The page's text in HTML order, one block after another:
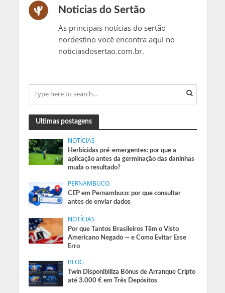
Noticias do Sertão
As principais notícias do sertão
nordestino você encontra aqui no
noticiasdosertao.com.br.
Ultimas postagens
NOTÍCIAS
Herbicidas pré-emergentes: por que a
aplicação antes da germinação das daninhas
muda o resultado?
PERNAMBUCO
CEP em Pernambuco: por que consultar
antes de enviar dados
NOTÍCIAS
Por que Tantos Brasileiros Têm o Visto
Americano Negado — e Como Evitar Esse
Erro
BLOG
Twin Disponibiliza Bónus de Arranque Cripto
até 3.000 € em Três Depósitos